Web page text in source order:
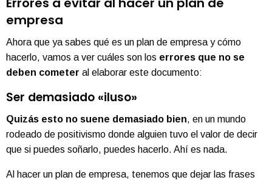
empresa
Ahora que ya sabes qué es un plan de empresa y cómo
hacerlo, vamos a ver cuáles son los errores que no se
deben cometer al elaborar este documento:
Ser demasiado «iluso»
Quizás esto no suene demasiado bien, en un mundo
rodeado de positivismo donde alguien tuvo el valor de decir
que si puedes soñarlo, puedes hacerlo. Ahí es nada.
Al hacer un plan de empresa, tenemos que dejar las frases